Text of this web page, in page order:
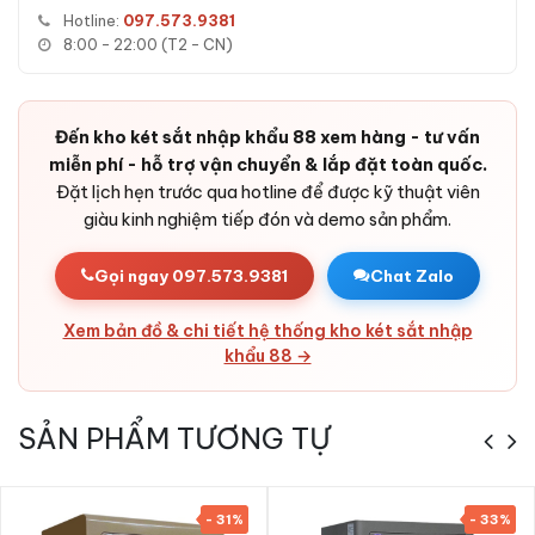
chặn đứng kiểu tấn công thử mã.
Báo động chống cậy phá:
Pin dự phòng:
Pin chất lượng cao tuổi thọ dài, có cổng
cấp điện ngoài khẩn cấp - không bao giờ bị kẹt cửa do hết
pin.
Bản lề ẩn chống cạy:Thiết kế bản lề chìm trong cánh,
Vỏ thép dày dặn:Thép tấm cao cấp kết hợp bê-tông
chịu nhiệt - khó cắt, khó đục.
Thiết kế sang trọng, đa không gian:Đường nét tinh tế,
lớp sơn cao cấp - phù hợp với phòng khách, phòng ngủ,
văn phòng, khách sạn, cửa hàng, công ty, ngân hàng.
Hotline: 097.573.9381
8:00 - 22:00 (T2 - CN)
Đến kho két sắt nhập khẩu 88 xem hàng - tư vấn
miễn phí - hỗ trợ vận chuyển & lắp đặt toàn quốc.
Đặt lịch hẹn trước qua hotline để được kỹ thuật viên
giàu kinh nghiệm tiếp đón và demo sản phẩm.
Gọi ngay 097.573.9381 Chat Zalo
Xem bản đồ & chi tiết hệ thống kho két sắt nhập
khẩu 88 →
SẢN PHẨM TƯƠNG TỰ
- 31% - 33%